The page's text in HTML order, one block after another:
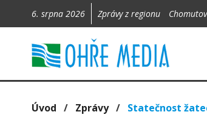
6. srpna 2026 Zprávy z regionu
Úvod / Zprávy/ Statečnost